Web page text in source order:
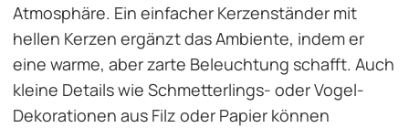
Atmosphäre. Ein einfacher Kerzenständer mit
hellen Kerzen ergänzt das Ambiente, indem er
eine warme, aber zarte Beleuchtung schafft. Auch
kleine Details wie Schmetterlings- oder Vogel-
Dekorationen aus Filz oder Papier können